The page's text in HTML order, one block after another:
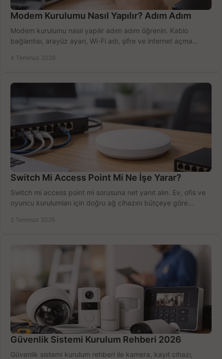
Modem Kurulumu Nasıl Yapılır? Adım Adım
Modem kurulumu nasıl yapılır adım adım öğrenin. Kablo
bağlantısı, arayüz ayarı, Wi-Fi adı, şifre ve internet açma
4 Temmuz 2026
Switch Mi Access Point Mi Ne İşe Yarar?
Switch mi access point mi sorusuna net yanıt alın. Ev, ofis ve
oyuncu kurulumları için doğru ağ cihazını bütçeye göre
2 Temmuz 2026
Güvenlik Sistemi Kurulum Rehberi 2026
Güvenlik sistemi kurulum rehberi ile kamera, kayıt cihazı,